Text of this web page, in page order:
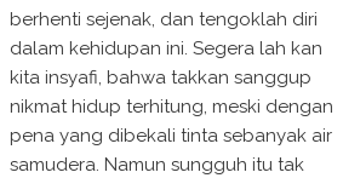
berhenti sejenak, dan tengoklah diri
dalam kehidupan ini. Segera lah kan
kita insyafi, bahwa takkan sanggup
nikmat hidup terhitung, meski dengan
pena yang dibekali tinta sebanyak air
samudera. Namun sungguh itu tak